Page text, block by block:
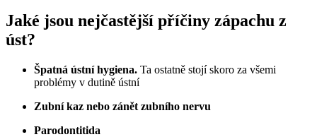
Jaké jsou nejčastější příčiny zápachu z
úst?
Špatná ústní hygiena. Ta ostatně stojí skoro za všemi
problémy v dutině ústní
Zubní kaz nebo zánět zubního nervu
Parodontitida